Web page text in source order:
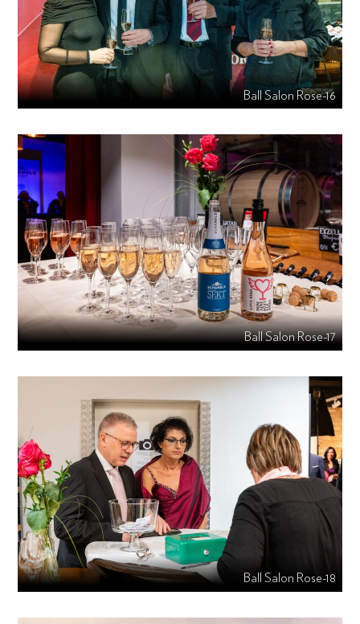
Ball Salon Rose-16
Ball Salon Rose-17
Ball Salon Rose-18